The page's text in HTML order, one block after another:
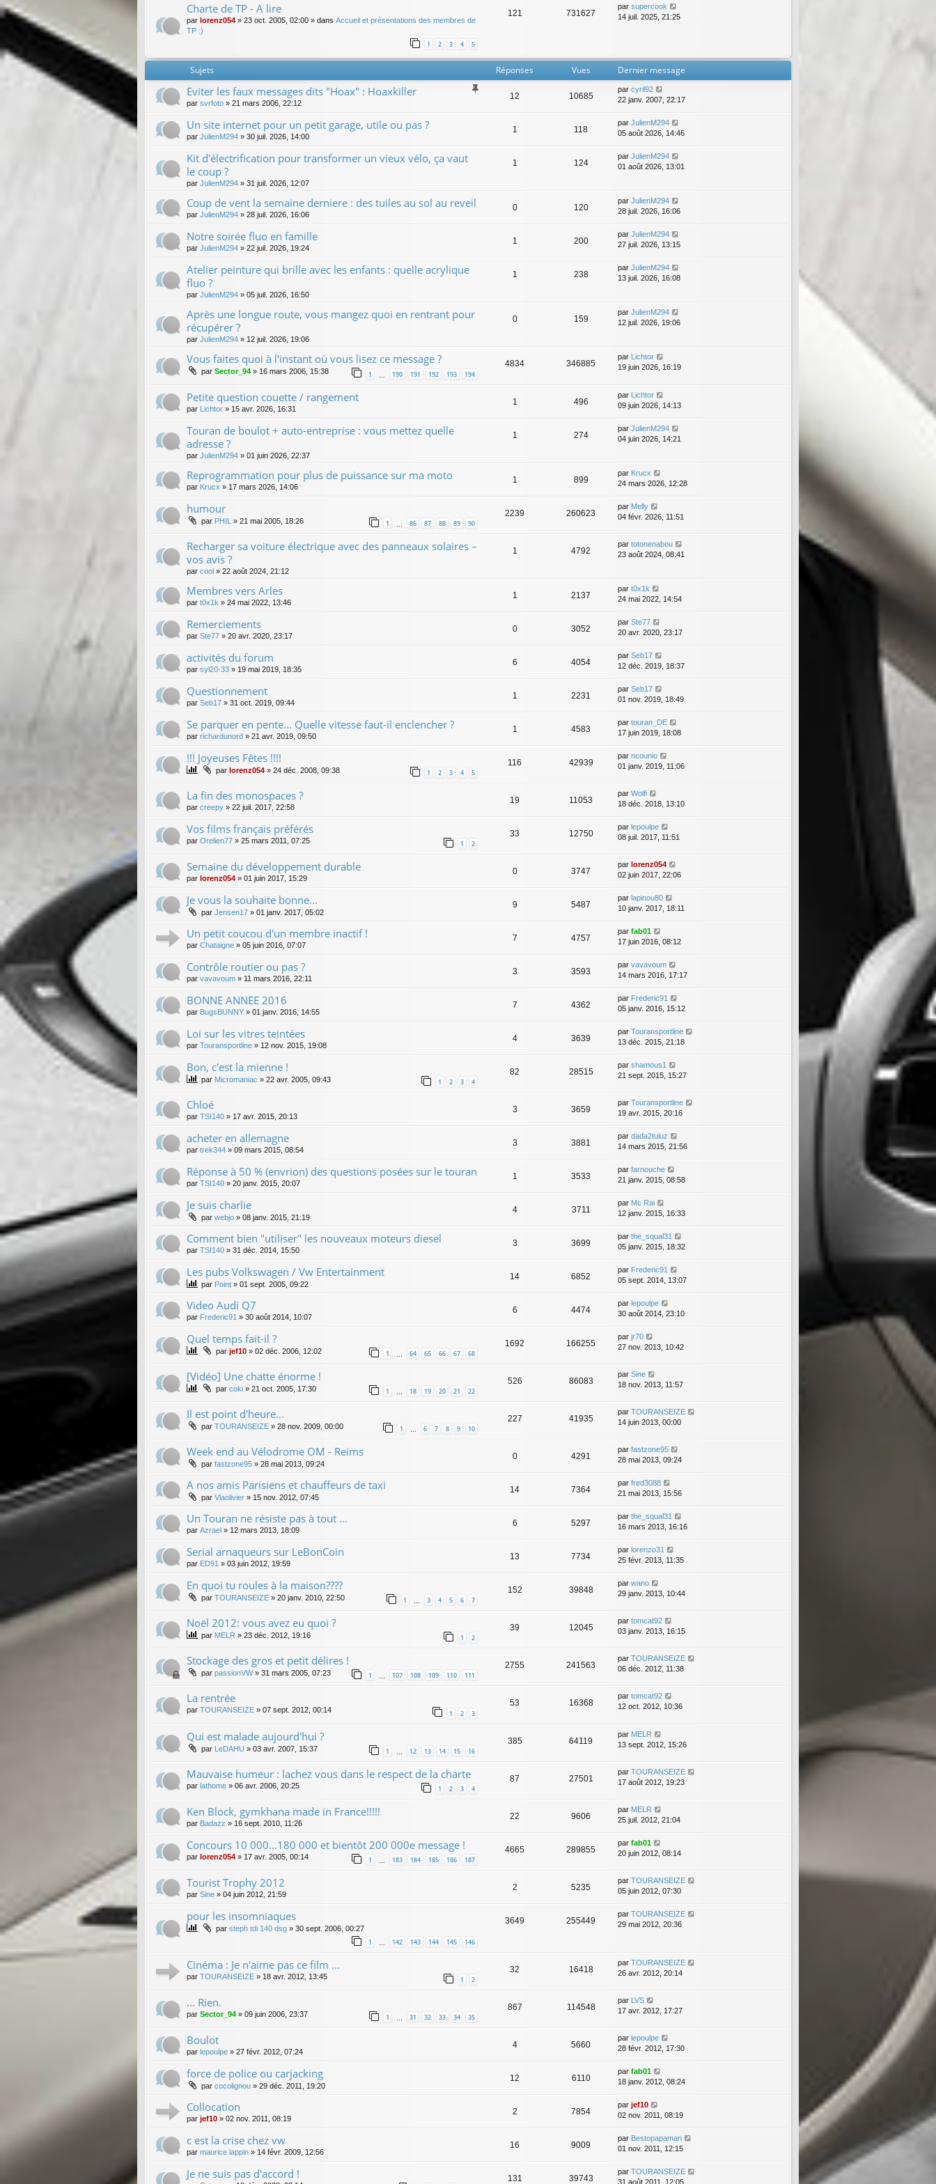
Charte de TP - A lire
par lorenz054 » 23 oct. 2005, 02:00 » dans Accueil et présentations des membres de
TP :)
1 2 3 4 5
121 731627
par supercook
14 juil. 2025, 21:25
Sujets Réponses Vues Dernier message
Eviter les faux messages dits "Hoax" : Hoaxkiller
par svrfoto » 21 mars 2006, 22:12
12 10685
par cyril92
22 janv. 2007, 22:17
Un site internet pour un petit garage, utile ou pas ?
par JulienM294 » 30 juil. 2026, 14:00
1 118
par JulienM294
05 août 2026, 14:46
Kit d'électrification pour transformer un vieux vélo, ça vaut
le coup ?
par JulienM294 » 31 juil. 2026, 12:07
1 124
par JulienM294
01 août 2026, 13:01
Coup de vent la semaine derniere : des tuiles au sol au reveil
par JulienM294 » 28 juil. 2026, 16:06
0 120
par JulienM294
28 juil. 2026, 16:06
Notre soirée fluo en famille
par JulienM294 » 22 juil. 2026, 19:24
1 200
par JulienM294
27 juil. 2026, 13:15
Atelier peinture qui brille avec les enfants : quelle acrylique
fluo ?
par JulienM294 » 05 juil. 2026, 16:50
1 238
par JulienM294
13 juil. 2026, 16:08
Après une longue route, vous mangez quoi en rentrant pour
récupérer ?
par JulienM294 » 12 juil. 2026, 19:06
0 159
par JulienM294
12 juil. 2026, 19:06
Vous faites quoi à l'instant où vous lisez ce message ?
par Sector_94 » 16 mars 2006, 15:38 1 190 191 192 193 194
4834 346885
par Lichtor
19 juin 2026, 16:19
Petite question couette / rangement
par Lichtor » 15 avr. 2026, 16:31
1 496
par Lichtor
09 juin 2026, 14:13
Touran de boulot + auto-entreprise : vous mettez quelle
adresse ?
par JulienM294 » 01 juin 2026, 22:37
1 274
par JulienM294
04 juin 2026, 14:21
Reprogrammation pour plus de puissance sur ma moto
par Krucx » 17 mars 2026, 14:06
1 899
par Krucx
24 mars 2026, 12:28
humour
par PHIL » 21 mai 2005, 18:26 1 86 87 88 89 90
2239 260623
par Melly
04 févr. 2026, 11:51
Recharger sa voiture électrique avec des panneaux solaires –
vos avis ?
par cool » 22 août 2024, 21:12
1 4792
par totonenabou
23 août 2024, 08:41
Membres vers Arles
par t0x1k » 24 mai 2022, 13:46
1 2137
par t0x1k
24 mai 2022, 14:54
Remerciements
par Ste77 » 20 avr. 2020, 23:17
0 3052
par Ste77
20 avr. 2020, 23:17
activités du forum
par syl20-33 » 19 mai 2019, 18:35
6 4054
par Seb17
12 déc. 2019, 18:37
Questionnement
par Seb17 » 31 oct. 2019, 09:44
1 2231
par Seb17
01 nov. 2019, 18:49
Se parquer en pente... Quelle vitesse faut-il enclencher ?
par richardunord » 21 avr. 2019, 09:50
1 4583
par touran_DE
17 juin 2019, 18:08
!!! Joyeuses Fêtes !!!!
par lorenz054 » 24 déc. 2008, 09:38 1 2 3 4 5
116 42939
par ncounio
01 janv. 2019, 11:06
La fin des monospaces ?
par creepy » 22 juil. 2017, 22:58
19 11053
par Wolfi
18 déc. 2018, 13:10
Vos films français préférés
par Orelien77 » 25 mars 2011, 07:25 1 2
33 12750
par lepoulpe
08 juil. 2017, 11:51
Semaine du développement durable
par lorenz054 » 01 juin 2017, 15:29
0 3747
par lorenz054
02 juin 2017, 22:06
Je vous la souhaite bonne...
par Jensen17 » 01 janv. 2017, 05:02
9 5487
par lapinou80
10 janv. 2017, 18:11
Un petit coucou d'un membre inactif !
par Chataigne » 05 juin 2016, 07:07
7 4757
par fab01
17 juin 2016, 08:12
Contrôle routier ou pas ?
par vavavoum » 11 mars 2016, 22:11
3 3593
par vavavoum
14 mars 2016, 17:17
BONNE ANNEE 2016
par BugsBUNNY » 01 janv. 2016, 14:55
7 4362
par Frederic91
05 janv. 2016, 15:12
Loi sur les vitres teintées
par Touransportline » 12 nov. 2015, 19:08
4 3639
par Touransportline
13 déc. 2015, 21:18
Bon, c'est la mienne !
par Micromaniac » 22 avr. 2005, 09:43 1 2 3 4
82 28515
par shamous1
21 sept. 2015, 15:27
Chloé
par TSI140 » 17 avr. 2015, 20:13
3 3659
par Touransportline
19 avr. 2015, 20:16
acheter en allemagne
par trek344 » 09 mars 2015, 08:54
3 3881
par dada2tuluz
14 mars 2015, 21:56
Réponse à 50 % (envrion) des questions posées sur le touran
par TSI140 » 20 janv. 2015, 20:07
1 3533
par farnouche
21 janv. 2015, 08:58
Je suis charlie
par webjo » 08 janv. 2015, 21:19
4 3711
par Mc Rai
12 janv. 2015, 16:33
Comment bien "utiliser" les nouveaux moteurs diesel
par TSI140 » 31 déc. 2014, 15:50
3 3699
par the_squal31
05 janv. 2015, 18:32
Les pubs Volkswagen / Vw Entertainment
par Point » 01 sept. 2005, 09:22
14 6852
par Frederic91
05 sept. 2014, 13:07
Video Audi Q7
par Frederic91 » 30 août 2014, 10:07
6 4474
par lepoulpe
30 août 2014, 23:10
Quel temps fait-il ?
par jef10 » 02 déc. 2006, 12:02 1 64 65 66 67 68
1692 166255
par jr70
27 nov. 2013, 10:42
[Vidéo] Une chatte énorme !
par coki » 21 oct. 2005, 17:30 1 … 18 19 20 21 22
526 86083
par Sine
18 nov. 2013, 11:57
Il est point d'heure...
par TOURANSEIZE » 28 nov. 2009, 00:00 1 … 6 7 8 9 10
227 41935
par TOURANSEIZE
14 juin 2013, 00:00
Week end au Vélodrome OM - Reims
par fastzone95 » 28 mai 2013, 09:24
0 4291
par fastzone95
28 mai 2013, 09:24
A nos amis Parisiens et chauffeurs de taxi
par Vlaolivier » 15 nov. 2012, 07:45
14 7364
par fred3088
21 mai 2013, 15:56
Un Touran ne résiste pas à tout ...
par Azrael » 12 mars 2013, 18:09
6 5297
par the_squal31
16 mars 2013, 16:16
Serial arnaqueurs sur LeBonCoin
par ED91 » 03 juin 2012, 19:59
13 7734
par lorenzo31
25 févr. 2013, 11:35
En quoi tu roules à la maison????
par TOURANSEIZE » 20 janv. 2010, 22:50 1 … 3 4 5 6 7
152 39848
par wano
29 janv. 2013, 10:44
Noël 2012: vous avez eu quoi ?
par MELR » 23 déc. 2012, 19:16 1 2
39 12045
par tomcat92
03 janv. 2013, 16:15
Stockage des gros et petit délires !
par passionVW» 31 mars 2005, 07:23 1 … 107 108 109 110 111
2755 241563
par TOURANSEIZE
06 déc. 2012, 11:38
La rentrée
par TOURANSEIZE » 07 sept. 2012, 00:14 1 2 3
53 16368
par tomcat92
12 oct. 2012, 10:36
Qui est malade aujourd'hui ?
par LeDAHU » 03 avr. 2007, 15:37 1 12 13 14 15 16
385 64119
par MELR
13 sept. 2012, 15:26
Mauvaise humeur : lachez vous dans le respect de la charte
par lathome » 06 avr. 2006, 20:25 1 2 3 4
87 27501
par TOURANSEIZE
17 août 2012, 19:23
Ken Block, gymkhana made in France!!!!!
par Badazz » 16 sept. 2010, 11:26
22 9606
par MELR
25 juil. 2012, 21:04
Concours 10 000...180 000 et bientôt 200 000e message !
par lorenz054 » 17 avr. 2005, 00:14 1 183 184 185 186 187
4665 289855
par fab01
20 juin 2012, 08:14
Tourist Trophy 2012
par Sine » 04 juin 2012, 21:59
2 5235
par TOURANSEIZE
05 juin 2012, 07:30
pour les insomniaques
par steph tdi 140 dsg » 30 sept. 2006, 00:27
1 142 143 144 145 146
3649 255449
par TOURANSEIZE
29 mai 2012, 20:36
Cinéma : Je n'aime pas ce film ...
par TOURANSEIZE » 18 avr. 2012, 13:45 1 2
32 16418
par TOURANSEIZE
26 avr. 2012, 20:14
... Rien.
par Sector_94 » 09 juin 2006, 23:37 1 … 31 32 33 34 35
867 114548
par LVS
17 avr. 2012, 17:27
Boulot
par lepoulpe » 27 févr. 2012, 07:24
4 5660
par lepoulpe
28 févr. 2012, 17:30
force de police ou carjacking
par cocolignou » 29 déc. 2011, 19:20
12 6110
par fab01
18 janv. 2012, 08:24
Collocation
par jef10 » 02 nov. 2011, 08:19
2 7854
par jef10
02 nov. 2011, 08:19
c est la crise chez vw
par maurice lappin » 14 févr. 2009, 12:56
16 9009
par Bestopapaman
01 nov. 2011, 12:15
Je ne suis pas d'accord ! 131 39743
par TOURANSEIZE
31 août 2011, 12:05